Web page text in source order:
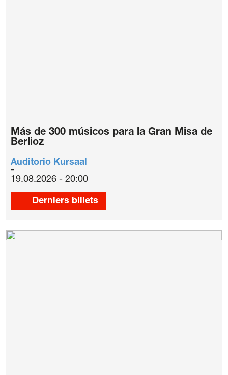
Más de 300 músicos para la Gran Misa de
Berlioz
Auditorio Kursaal
19.08.2026 - 20:00
Derniers billets